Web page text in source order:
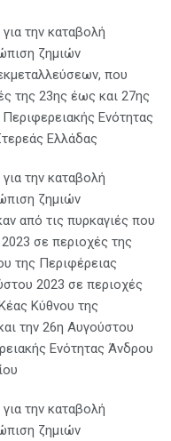
την καταβολή
ζημιών
που
της 23ης έως και 27ης
Ενότητας
Ελλάδας
την καταβολή
ζημιών
από τις πυρκαγιές που
σε περιοχές της
της Περιφέρειας
2023 σε περιοχές
Κύθνου της
την 26η Αυγούστου
Ενότητας Άνδρου
την καταβολή
ζημιών